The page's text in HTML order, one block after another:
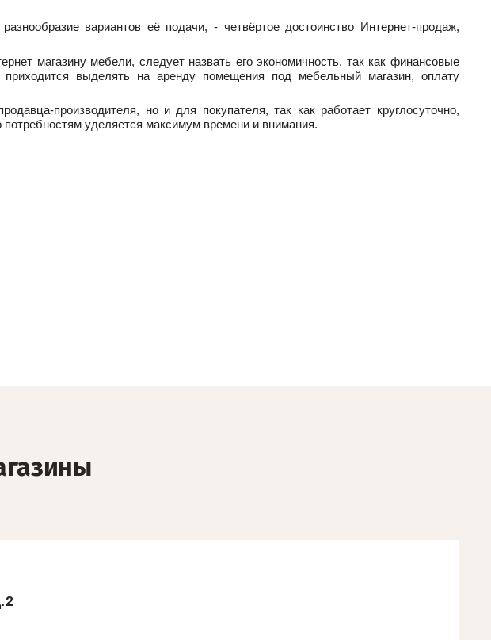
вариантов её подачи, - четвёртое достоинство Интернет-продаж,
магазину мебели, следует назвать его экономичность, так как финансовые
выделять на аренду помещения под мебельный магазин, оплату
производителя, но и для покупателя, так как работает круглосуточно,
потребностям уделяется максимум времени и внимания.